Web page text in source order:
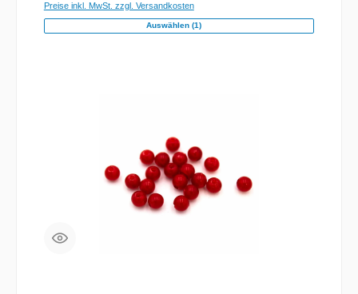
Preise inkl. MwSt. zzgl. Versandkosten
Auswählen (1)